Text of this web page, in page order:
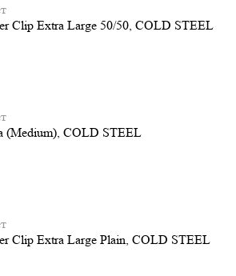
Clip Extra Large 50/50, COLD STEEL
(Medium), COLD STEEL
Clip Extra Large Plain, COLD STEEL